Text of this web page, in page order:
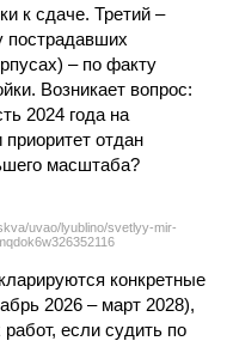
к сдаче. Третий –
пострадавших
– по факту
Возникает вопрос:
2024 года на
отдан
масштаба?
uvao/lyublino/svetlyy-mir-
конкретные
2026 – март 2028),
если судить по